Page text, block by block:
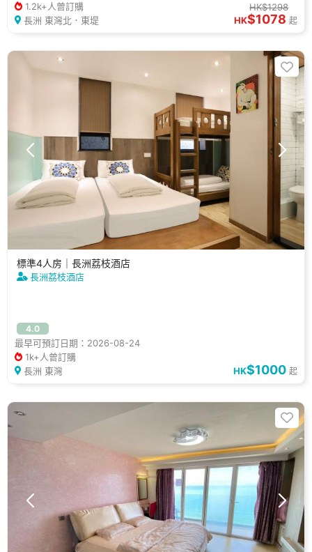
1.2k+人曾訂購
長洲 東灣北．東堤
HK$1298
HK$1078 起
標準4人房｜長洲荔枝酒店
長洲荔枝酒店
4.0
最早可預訂日期：2026-08-24
1k+人曾訂購
長洲 東灣
HK$1000 起